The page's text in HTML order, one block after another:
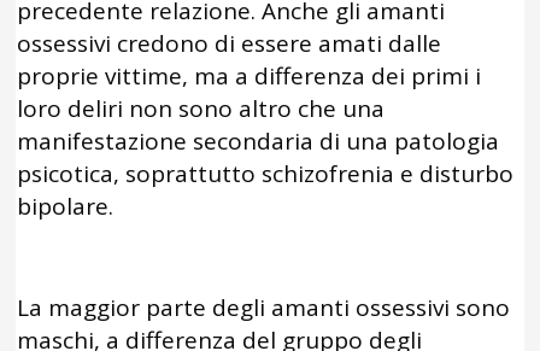
precedente relazione. Anche gli amanti
ossessivi credono di essere amati dalle
proprie vittime, ma a differenza dei primi i
loro deliri non sono altro che una
manifestazione secondaria di una patologia
psicotica, soprattutto schizofrenia e disturbo
bipolare.
La maggior parte degli amanti ossessivi sono
maschi, a differenza del gruppo degli